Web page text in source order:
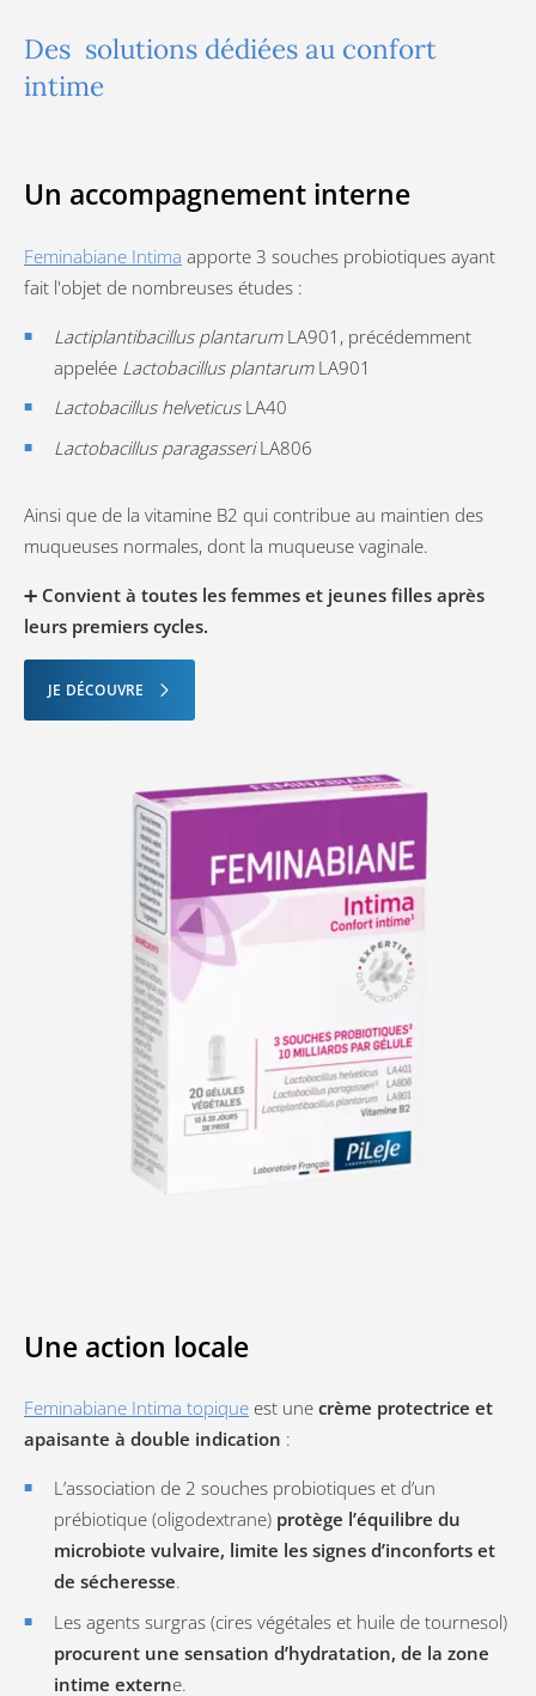
Des solutions dédiées au confort
intime
Un accompagnement interne
Feminabiane Intima apporte 3 souches probiotiques ayant
fait l'objet de nombreuses études :
Lactiplantibacillus plantarum LA901, précédemment
appelée Lactobacillus plantarumLA901
Lactobacillus helveticusLA40
Lactobacillus paragasseriLA806
Ainsi que de la vitamine B2 qui contribue au maintien des
muqueuses normales, dont la muqueuse vaginale.
➕ Convient à toutes les femmes et jeunes filles après
leurs premiers cycles.
JE DÉCOUVRE
Une action locale
Feminabiane Intima topique est une crème protectrice et
apaisante à double indication :
L’association de 2 souches probiotiques et d’un
prébiotique (oligodextrane) protège l’équilibre du
microbiote vulvaire, limite les signes d’inconforts et
de sécheresse.
Les agents surgras (cires végétales et huile de tournesol)
procurent une sensation d’hydratation, de la zone
intime externe.